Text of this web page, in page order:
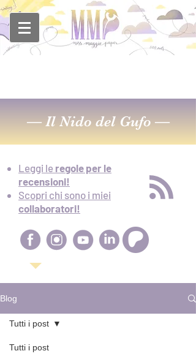
— Il Nido del Gufo —
Leggi le regole per le
recensioni!
Scopri chi sono i miei
collaboratori!
Blog
Tutti i post
Tutti i post